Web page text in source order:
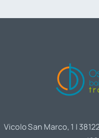
Vicolo San Marco, 1 |